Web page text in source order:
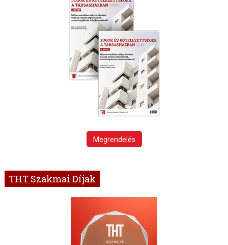
Megrendelés
THT Szakmai Díjak